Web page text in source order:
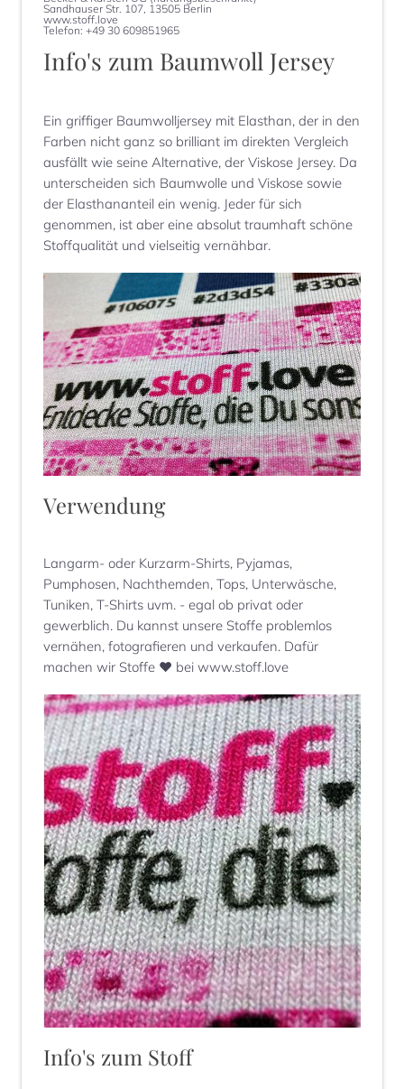
Sandhauser Str. 107, 13505 Berlin
www.stoff.love
Telefon: +49 30 609851965
Info's zum Baumwoll Jersey
Ein griffiger Baumwolljersey mit Elasthan, der in den
Farben nicht ganz so brilliant im direkten Vergleich
ausfällt wie seine Alternative, der Viskose Jersey. Da
unterscheiden sich Baumwolle und Viskose sowie
der Elasthananteil ein wenig. Jeder für sich
genommen, ist aber eine absolut traumhaft schöne
Stoffqualität und vielseitig vernähbar.
Verwendung
Langarm- oder Kurzarm-Shirts, Pyjamas,
Pumphosen, Nachthemden, Tops, Unterwäsche,
Tuniken, T-Shirts uvm. - egal ob privat oder
gewerblich. Du kannst unsere Stoffe problemlos
vernähen, fotografieren und verkaufen. Dafür
machen wir Stoffe ♥ bei www.stoff.love
Info's zum Stoff